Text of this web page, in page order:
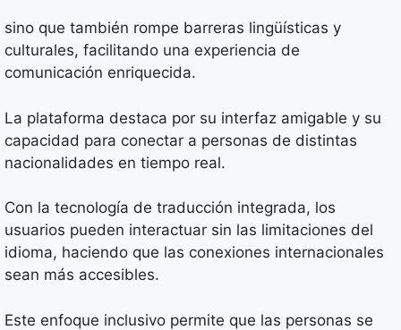
sino que también rompe barreras lingüísticas y
culturales, facilitando una experiencia de
comunicación enriquecida.
La plataforma destaca por su interfaz amigable y su
capacidad para conectar a personas de distintas
nacionalidades en tiempo real.
Con la tecnología de traducción integrada, los
usuarios pueden interactuar sin las limitaciones del
idioma, haciendo que las conexiones internacionales
sean más accesibles.
Este enfoque inclusivo permite que las personas se